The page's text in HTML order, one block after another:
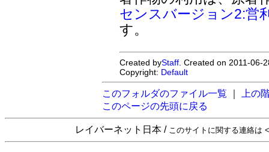
センスバージョン2:営
す。
Created byStaff . Created on 2011-
Copyright: Default
このフォルダのファイル一覧
上の
このページの先頭に戻る
レイバーネット日本 / このサイトに関する連絡は